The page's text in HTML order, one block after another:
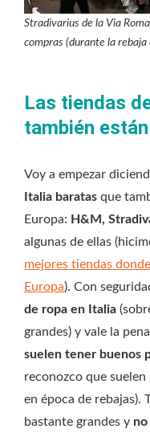
Stradivarius de la Via
compras (durante la rebaja
Las tiendas
también
Voy a empezar
Italia baratas que
Europa: H&M,
algunas de ellas
mejores tiendas
Europa). Con
de ropa en Italia
grandes) y vale la
suelen tener buenos
reconozco que
en época de rebajas).
bastante grandes y